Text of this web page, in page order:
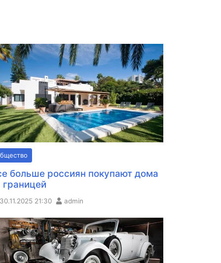
больше россиян покупают дома
границей
30.11.2025 21:30 admin